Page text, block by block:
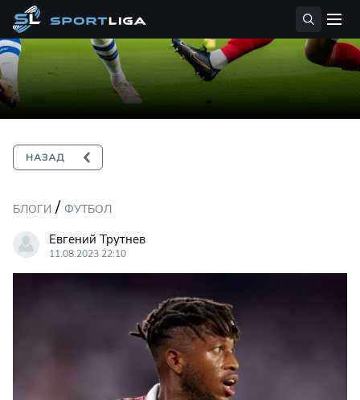
БЛОГИ / ФУТБОЛ
Евгений Трутнев
11.08.2023 22:10